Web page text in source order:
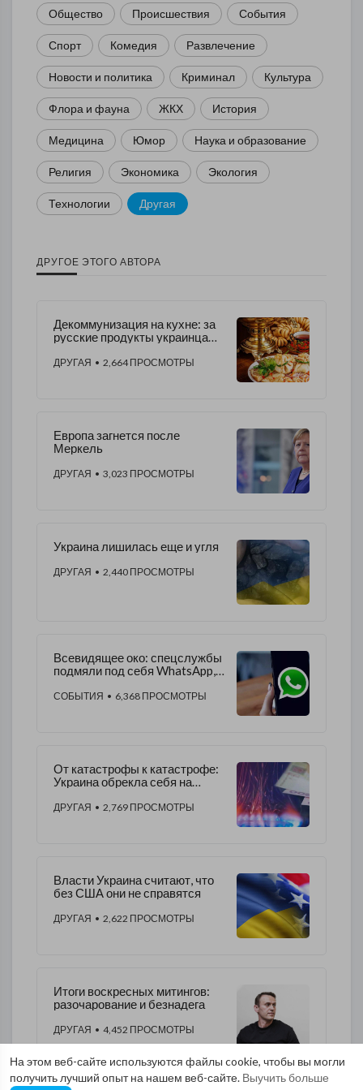
На этом веб-сайте используются файлы cookie, чтобы вы могли
получить лучший опыт на нашем веб-сайте. Выучить больше
Общество Происшествия События
Спорт Комедия Развлечение
Новости и политика Криминал Культура
Флора и фауна ЖКХ История
Медицина Юмор Наука и образование
Религия Экономика Экология
Технологии Другая
ДРУГОЕ ЭТОГО АВТОРА
Декоммунизация на кухне: за
русские продукты украинцам
ДРУГАЯ • 2,664 ПРОСМОТРЫ
Европа загнется после
Меркель
ДРУГАЯ • 3,023 ПРОСМОТРЫ
Украина лишилась еще и угля
ДРУГАЯ • 2,440 ПРОСМОТРЫ
Всевидящее око: спецслужбы
подмяли под себя WhatsApp, а
СОБЫТИЯ • 6,368 ПРОСМОТРЫ
От катастрофы к катастрофе:
Украина обрекла себя на
ДРУГАЯ • 2,769 ПРОСМОТРЫ
Власти Украина считают, что
без США они не справятся
ДРУГАЯ • 2,622 ПРОСМОТРЫ
Итоги воскресных митингов:
разочарование и безнадега
ДРУГАЯ • 4,452 ПРОСМОТРЫ